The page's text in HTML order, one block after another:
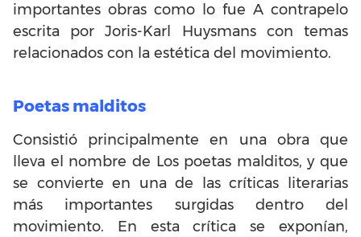
importantes obras como lo fue A contrapelo
escrita por Joris-Karl Huysmans con temas
relacionados con la estética del movimiento.
Poetas malditos
Consistió principalmente en una obra que
lleva el nombre de Los poetas malditos, y que
se convierte en una de las críticas literarias
más importantes surgidas dentro del
movimiento. En esta crítica se exponían,